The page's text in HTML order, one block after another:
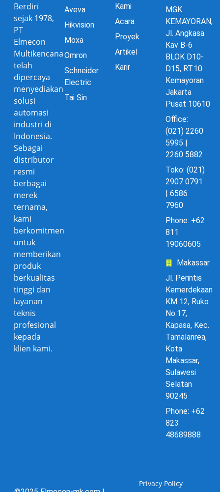
Berdiri
sejak 1978,
PT
Elmecon
Multikencana
telah
dipercaya
menyediakan
solusi
automasi
industri di
Indonesia.
Sebagai
distributor
resmi
berbagai
merek
ternama,
kami
berkomitmen
untuk
memberikan
produk
berkualitas
tinggi dan
layanan
teknis
profesional
kepada
klien kami.
Aveva
Hikvision
Moxa
Omron
Schneider
Electric
Tai Sin
Kami
Acara
Proyek
Artikel
Karir
MGK
KEMAYORAN,
Jl. Angkasa
Kav B-6
BLOK D10-
D15, RT.10
Kemayoran
Jakarta
Pusat 10610
Office:
(021) 2260
5995 |
2260 5882
Toko: (021)
2907 0791
| 6586
7960
Phone: +62
811
19060605
Makassar
Jl. Perintis
Kemerdekaan
KM 12, Ruko
No.17,
Kapasa, Kec.
Tamalanrea,
Kota
Makassar,
Sulawesi
Selatan
90245
Phone: +62
823
48689888
Privacy Policy